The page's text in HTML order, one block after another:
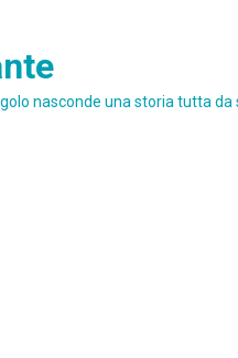
nasconde una storia tutta da